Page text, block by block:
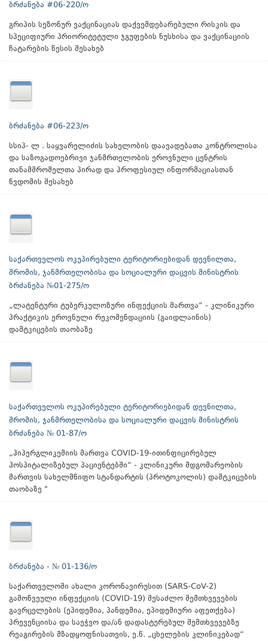
ბრძანება #06-220/ო
გრიპის სეზონურ ვაქცინაციას დაქვემდებარებული რისკის და
სპეციფიური პრიორიტეტული ჯგუფების ნუსხისა და ვაქცინაციის
ჩატარების წესის შესახებ
ბრძანება #06-223/ო
სსიპ- ლ . საყვარელიძის სახელობის დაავადებათა კონტროლისა
და საზოგადოებრივი ჯანმრთელობის ეროვნული ცენტრის
თანამშრომელთა პირად და პროფესიულ ინფორმაციასთან
წვდომის შესახებ
საქართველოს ოკუპირებული ტერიტორიებიდან დევნილთა,
შრომის, ჯანმრთელობისა და სოციალური დაცვის მინისტრის
ბრძანება №01-275/ო
„ლატენტური ტუბერკულოზური ინფექციის მართვა“ - კლინიკური
პრაქტიკის ეროვნული რეკომენდაციის (გაიდლაინის)
დამტკიცების თაობაზე
საქართველოს ოკუპირებული ტერიტორიებიდან დევნილთა,
შრომის, ჯანმრთელობისა და სოციალური დაცვის მინისტრის
ბრძანება № 01-87/ო
„ჰიპერგლიკემიის მართვა COVID-19-ითინფიცირებულ
ჰოსპიტალიზებულ პაციენტებში“ - კლინიკური მდგომარეობის
მართვის სახელმწიფო სტანდარტის (პროტოკოლის) დამტკიცების
თაობაზე "
ბრძანება - № 01-136/ო
საქართველოში ახალი კორონავირუსით (SARS-CoV-2)
გამოწვეული ინფექციის (COVID-19) შესაძლო შემთხვევების
გავრცელების (ეპიდემია, პანდემია, ეპიდემიური აფეთქება)
პრევენციისა და საეჭვო და/ან დადასტურებულ შემთხვევებზე
რეაგირების მზადყოფნისათვის, ე.წ. „ცხელების კლინიკებად“